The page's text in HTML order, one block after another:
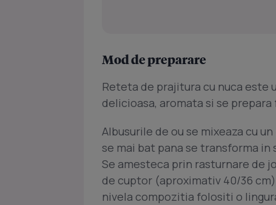
Mod de preparare
Reteta de prajitura cu nuca este
delicioasa, aromata si se
Albusurile de ou se mixeaza cu
se mai bat pana se transforma in
Se amesteca prin rasturnare de
de cuptor (aproximativ 40/36
nivela compozitia folositi o